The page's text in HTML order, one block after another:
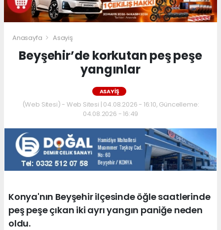
Anasayfa Asayiş
Beyşehir’de korkutan peş peşe
yangınlar
ASAYIŞ
(Web Sitesi) - Web Sitesi | 04.08.2026 - 16:10, Güncelleme:
04.08.2026 - 16:49
Konya'nın Beyşehir ilçesinde öğle saatlerinde
peş peşe çıkan iki ayrı yangın paniğe neden
oldu.